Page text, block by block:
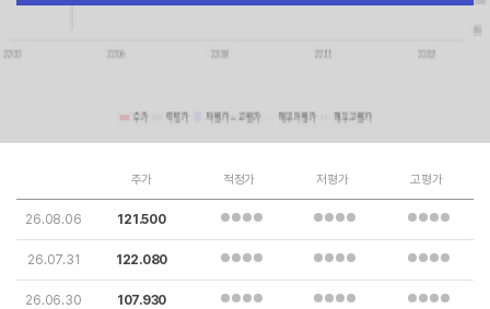
주가 적정가 저평가 고평가
26.08.06 121.500
26.07.31 122.080
26.06.30 107.930